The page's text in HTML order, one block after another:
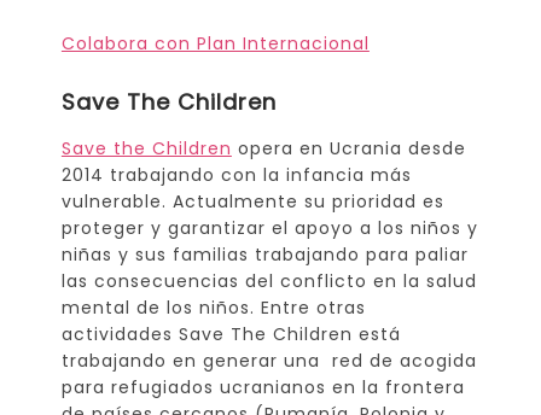
Colabora con Plan Internacional
Save The Children
Save the Children opera en Ucrania desde
2014 trabajando con la infancia más
vulnerable. Actualmente su prioridad es
proteger y garantizar el apoyo a los niños y
niñas y sus familias trabajando para paliar
las consecuencias del conflicto en la salud
mental de los niños. Entre otras
actividades Save The Children está
trabajando en generar una red de acogida
para refugiados ucranianos en la frontera